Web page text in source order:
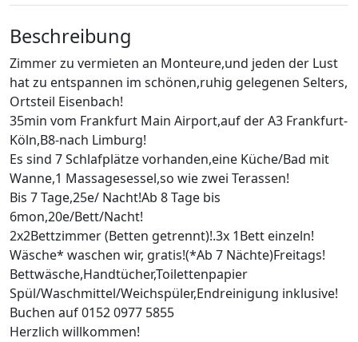
Beschreibung
Zimmer zu vermieten an Monteure,und jeden der Lust
hat zu entspannen im schönen,ruhig gelegenen Selters,
Ortsteil Eisenbach!
35min vom Frankfurt Main Airport,auf der A3 Frankfurt-
Köln,B8-nach Limburg!
Es sind 7 Schlafplätze vorhanden,eine Küche/Bad mit
Wanne,1 Massagesessel,so wie zwei Terassen!
Bis 7 Tage,25e/ Nacht!Ab 8 Tage bis
6mon,20e/Bett/Nacht!
2x2Bettzimmer (Betten getrennt)!.3x 1Bett einzeln!
Wäsche* waschen wir, gratis!(*Ab 7 Nächte)Freitags!
Bettwäsche,Handtücher,Toilettenpapier
Spül/Waschmittel/Weichspüler,Endreinigung inklusive!
Buchen auf 0152 0977 5855
Herzlich willkommen!